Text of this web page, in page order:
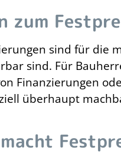
zum
sind für die
sind. Für
Finanzierungen
überhaupt
macht